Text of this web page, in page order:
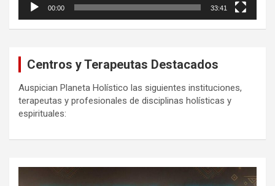
00:00 33:41
Centros y Terapeutas Destacados
Auspician Planeta Holístico las siguientes instituciones,
terapeutas y profesionales de disciplinas holísticas y
espirituales: